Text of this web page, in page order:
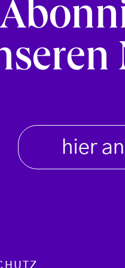
hier